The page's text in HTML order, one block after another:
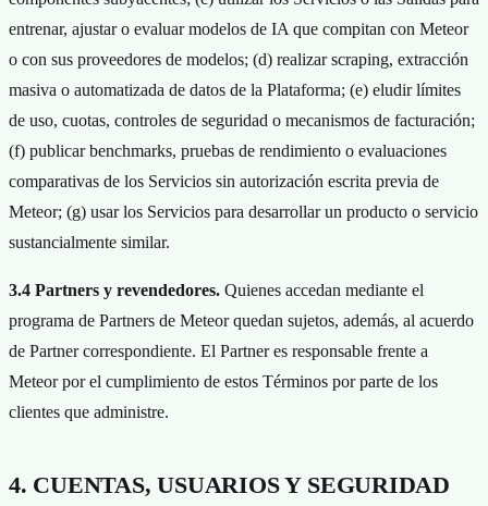
entrenar, ajustar o evaluar modelos de IA que compitan con Meteor
o con sus proveedores de modelos; (d) realizar scraping, extracción
masiva o automatizada de datos de la Plataforma; (e) eludir límites
de uso, cuotas, controles de seguridad o mecanismos de facturación;
(f) publicar benchmarks, pruebas de rendimiento o evaluaciones
comparativas de los Servicios sin autorización escrita previa de
Meteor; (g) usar los Servicios para desarrollar un producto o servicio
sustancialmente similar.
3.4 Partners y revendedores. Quienes accedan mediante el
programa de Partners de Meteor quedan sujetos, además, al acuerdo
de Partner correspondiente. El Partner es responsable frente a
Meteor por el cumplimiento de estos Términos por parte de los
clientes que administre.
4. CUENTAS, USUARIOS Y SEGURIDAD